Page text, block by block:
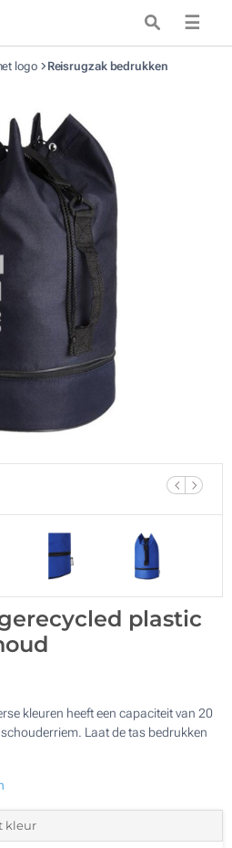
☰
logo Reisrugzak bedrukken
plastic
kleuren heeft een capaciteit van 20
Laat de tas bedrukken
kleur